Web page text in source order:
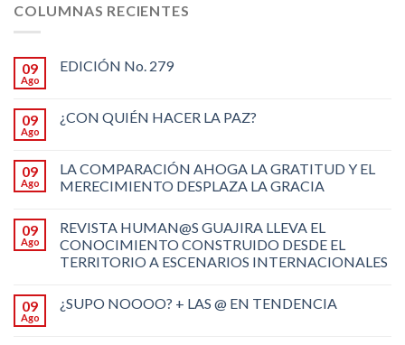
COLUMNAS RECIENTES
09
Ago
EDICIÓN No. 279
09
Ago
¿CON QUIÉN HACER LA PAZ?
09
Ago
LA COMPARACIÓN AHOGA LA GRATITUD Y EL
MERECIMIENTO DESPLAZA LA GRACIA
09
Ago
REVISTA HUMAN@S GUAJIRA LLEVA EL
CONOCIMIENTO CONSTRUIDO DESDE EL
TERRITORIO A ESCENARIOS INTERNACIONALES
09
Ago
¿SUPO NOOOO? + LAS @ EN TENDENCIA